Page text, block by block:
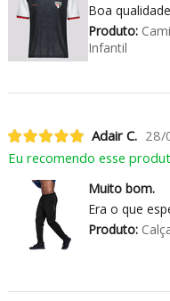
Boa
Produto:
Infantil
Adair C. 28/
Eu recomendo esse
Muito bom.
Era o que
Produto: